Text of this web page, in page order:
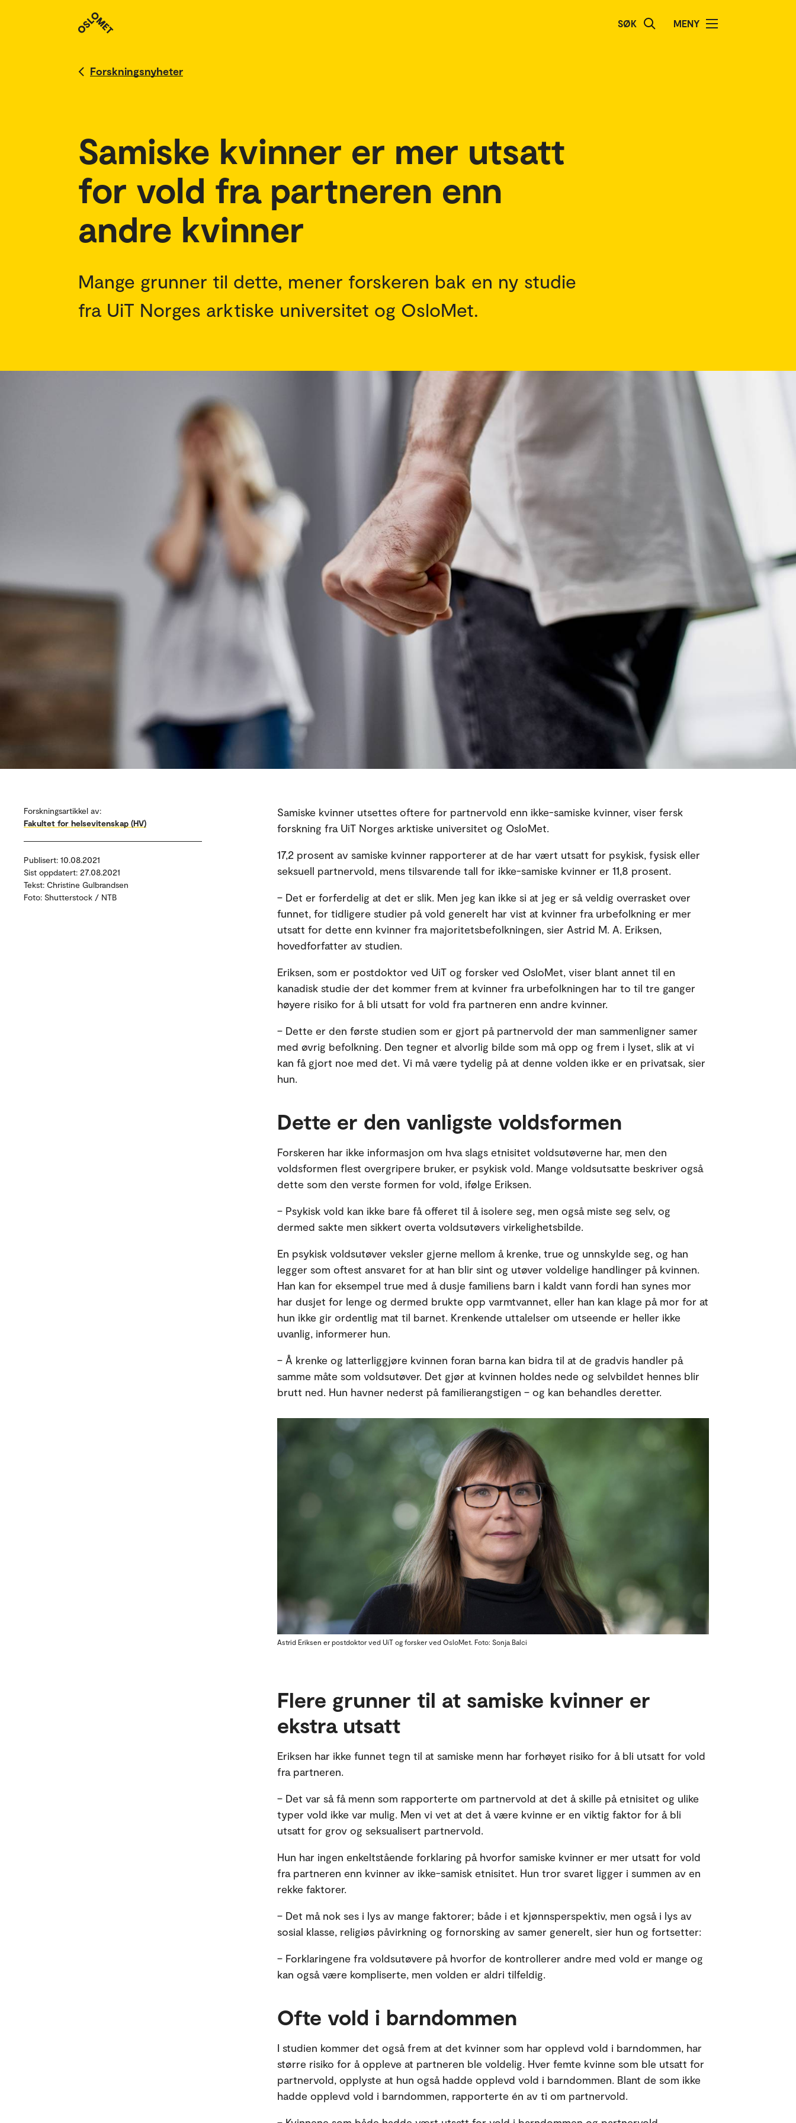
SØK MENY
Forskningsnyheter
Samiske kvinner er mer utsatt
for vold fra partneren enn
andre kvinner
Mange grunner til dette, mener forskeren bak en ny studie
fra UiT Norges arktiske universitet og OsloMet.
Forskningsartikkel av:
Fakultet for helsevitenskap (HV)
Publisert: 10.08.2021
Sist oppdatert: 27.08.2021
Tekst: Christine Gulbrandsen
Foto: Shutterstock / NTB
Samiske kvinner utsettes oftere for partnervold enn ikke-samiske kvinner, viser fersk
forskning fra UiT Norges arktiske universitet og OsloMet.
17,2 prosent av samiske kvinner rapporterer at de har vært utsatt for psykisk, fysisk eller
seksuell partnervold, mens tilsvarende tall for ikke-samiske kvinner er 11,8 prosent.
– Det er forferdelig at det er slik. Men jeg kan ikke si at jeg er så veldig overrasket over
funnet, for tidligere studier på vold generelt har vist at kvinner fra urbefolkning er mer
utsatt for dette enn kvinner fra majoritetsbefolkningen, sier Astrid M. A. Eriksen,
hovedforfatter av studien.
Eriksen, som er postdoktor ved UiT og forsker ved OsloMet, viser blant annet til en
kanadisk studie der det kommer frem at kvinner fra urbefolkningen har to til tre ganger
høyere risiko for å bli utsatt for vold fra partneren enn andre kvinner.
– Dette er den første studien som er gjort på partnervold der man sammenligner samer
med øvrig befolkning. Den tegner et alvorlig bilde som må opp og frem i lyset, slik at vi
kan få gjort noe med det. Vi må være tydelig på at denne volden ikke er en privatsak, sier
hun.
Dette er den vanligste voldsformen
Forskeren har ikke informasjon om hva slags etnisitet voldsutøverne har, men den
voldsformen flest overgripere bruker, er psykisk vold. Mange voldsutsatte beskriver også
dette som den verste formen for vold, ifølge Eriksen.
– Psykisk vold kan ikke bare få offeret til å isolere seg, men også miste seg selv, og
dermed sakte men sikkert overta voldsutøvers virkelighetsbilde.
En psykisk voldsutøver veksler gjerne mellom å krenke, true og unnskylde seg, og han
legger som oftest ansvaret for at han blir sint og utøver voldelige handlinger på kvinnen.
Han kan for eksempel true med å dusje familiens barn i kaldt vann fordi han synes mor
har dusjet for lenge og dermed brukte opp varmtvannet, eller han kan klage på mor for at
hun ikke gir ordentlig mat til barnet. Krenkende uttalelser om utseende er heller ikke
uvanlig, informerer hun.
– Å krenke og latterliggjøre kvinnen foran barna kan bidra til at de gradvis handler på
samme måte som voldsutøver. Det gjør at kvinnen holdes nede og selvbildet hennes blir
brutt ned. Hun havner nederst på familierangstigen – og kan behandles deretter.
Astrid Eriksen er postdoktor ved UiT og forsker ved OsloMet. Foto: Sonja Balci
Flere grunner til at samiske kvinner er
ekstra utsatt
Eriksen har ikke funnet tegn til at samiske menn har forhøyet risiko for å bli utsatt for vold
fra partneren.
– Det var så få menn som rapporterte om partnervold at det å skille på etnisitet og ulike
typer vold ikke var mulig. Men vi vet at det å være kvinne er en viktig faktor for å bli
utsatt for grov og seksualisert partnervold.
Hun har ingen enkeltstående forklaring på hvorfor samiske kvinner er mer utsatt for vold
fra partneren enn kvinner av ikke-samisk etnisitet. Hun tror svaret ligger i summen av en
rekke faktorer.
– Det må nok ses i lys av mange faktorer; både i et kjønnsperspektiv, men også i lys av
sosial klasse, religiøs påvirkning og fornorsking av samer generelt, sier hun og fortsetter:
– Forklaringene fra voldsutøvere på hvorfor de kontrollerer andre med vold er mange og
kan også være kompliserte, men volden er aldri tilfeldig.
Ofte vold i barndommen
I studien kommer det også frem at det kvinner som har opplevd vold i barndommen, har
større risiko for å oppleve at partneren ble voldelig. Hver femte kvinne som ble utsatt for
partnervold, opplyste at hun også hadde opplevd vold i barndommen. Blant de som ikke
hadde opplevd vold i barndommen, rapporterte én av ti om partnervold.